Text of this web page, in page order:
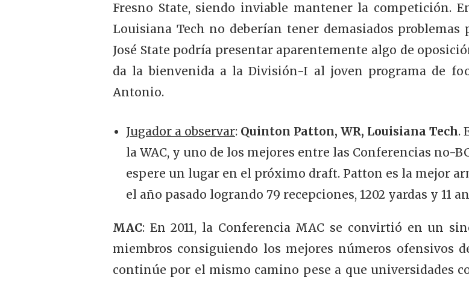
Fresno State, siendo inviable mantener la competición.
Louisiana Tech no deberían tener demasiados
José State podría presentar aparentemente algo de
da la bienvenida a la División-I al joven programa de
Antonio.
Jugador a observar: Quinton Patton, WR, Louisiana Tech.
la WAC, y uno de los mejores entre las Conferencias no-
espere un lugar en el próximo draft. Patton es la mejor
el año pasado logrando 79 recepciones, 1202 yardas y 11
MAC: En 2011, la Conferencia MAC se convirtió en un
miembros consiguiendo los mejores números ofensivos
continúe por el mismo camino pese a que universidades